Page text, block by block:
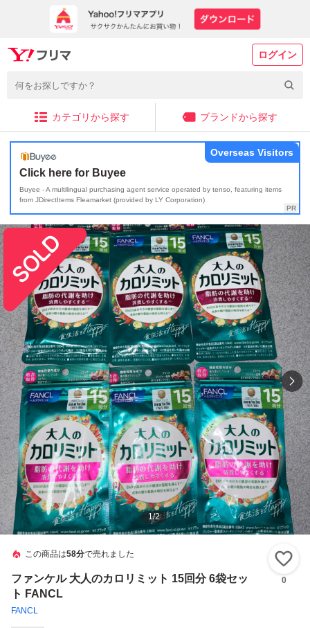
ログイン
カテゴリから探す ブランドから探す
Click here for Buyee
Buyee - A multilingual purchasing agent service operated by tenso, featuring items
from JDirectItems Fleamarket (provided by LY Corporation)
Overseas Visitors
1/2
この商品は58分で売れました
ファンケル 大人のカロリミット 15回分 6袋セッ
ト FANCL
FANCL
0